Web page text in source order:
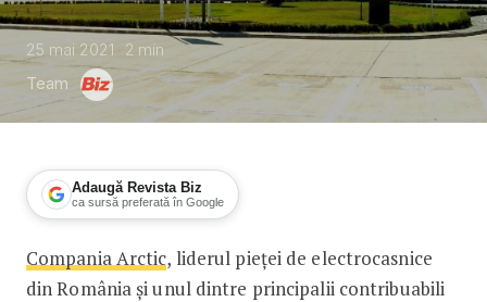
25 mai 2021 2 min
Team
Adaugă Revista Biz
ca sursă preferată în Google
Arctic a produs mașina de spălat
Compania Arctic, liderul pieței de electrocasnice
din România și unul dintre principalii contribuabili